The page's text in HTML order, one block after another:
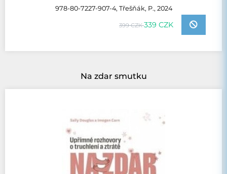
978-80-7227-907-4, Třešňák, P., 2024
399 CZK339 CZK
Na zdar smutku